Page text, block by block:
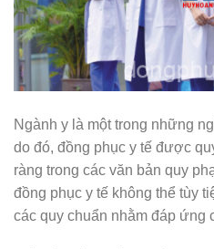
Ngành y là một trong những
do đó, đồng phục y tế được
ràng trong các văn bản quy
đồng phục y tế không thể tùy
các quy chuẩn nhằm đáp ứng